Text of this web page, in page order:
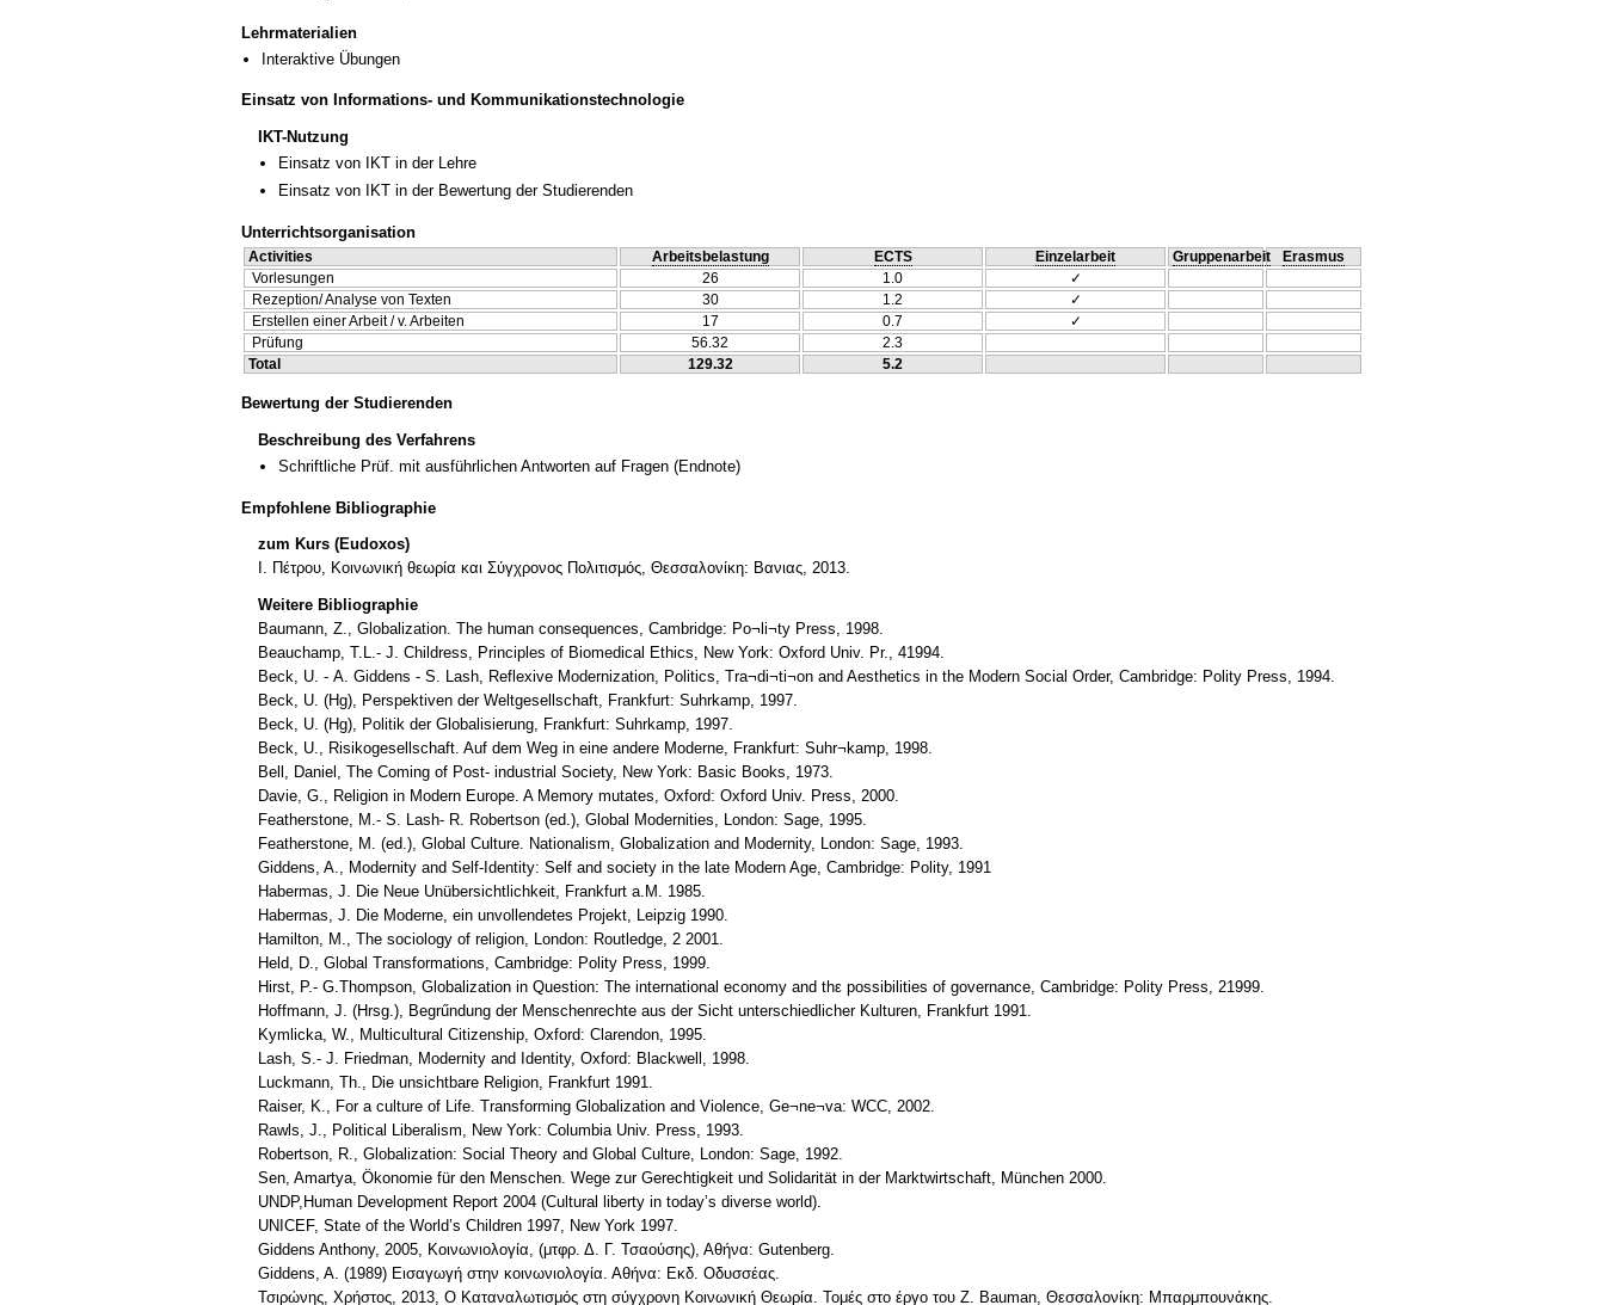
Lehrmaterialien
Interaktive Übungen
Einsatz von Informations- und Kommunikationstechnologie
IKT-Nutzung
Einsatz von IKT in der Lehre
Einsatz von IKT in der Bewertung der Studierenden
Unterrichtsorganisation
Activities Arbeitsbelastung ECTS Einzelarbeit Gruppenarbeit
Erasmus
Vorlesungen
26 1.0
✓
Rezeption/ Analyse von Texten
30 1.2
✓
Erstellen einer Arbeit / v. Arbeiten
17 0.7
✓
Prüfung
56.32
2.3
Total
129.32 5.2
Bewertung der Studierenden
Beschreibung des Verfahrens
Schriftliche Prüf. mit ausführlichen Antworten auf Fragen (Endnote)
Empfohlene Bibliographie
zum Kurs (Eudoxos)
Ι. Πέτρου, Κοινωνική θεωρία και Σύγχρονος Πολιτισμός, Θεσσαλονίκη: Βανιας, 2013.
Weitere Bibliographie
Baumann, Z., Globalization. The human consequences, Cambridge: Po¬li¬ty Press, 1998.
Beauchamp, T.L.- J. Childress, Principles of Biomedical Ethics, New York: Oxford Univ. Pr., 41994.
Beck, U. - Α. Giddens - S. Lash, Reflexive Modernization, Politics, Tra¬di¬ti¬on and Aesthetics in the Modern Social Order, Cambridge: Polity Press, 1994.
Beck, U. (Hg), Perspektiven der Weltgesellschaft, Frankfurt: Suhrkamp, 1997.
Beck, U. (Hg), Politik der Globalisierung, Frankfurt: Suhrkamp, 1997.
Beck, U., Risikogesellschaft. Auf dem Weg in eine andere Moderne, Frankfurt: Suhr¬kamp, 1998.
Bell, Daniel, The Coming of Post- industrial Society, New York: Basic Books, 1973.
Davie, G., Religion in Modern Europe. A Memory mutates, Oxford: Oxford Univ. Press, 2000.
Featherstone, M.- S. Lash- R. Robertson (ed.), Global Modernities, London: Sage, 1995.
Featherstone, M. (ed.), Global Culture. Nationalism, Globalization and Modernity, London: Sage, 1993.
Giddens, A., Modernity and Self-Identity: Self and society in the late Modern Age, Cambridge: Polity, 1991
Habermas, J. Die Neue Unübersichtlichkeit, Frankfurt a.M. 1985.
Habermas, J. Die Moderne, ein unvollendetes Projekt, Leipzig 1990.
Hamilton, M., The sociology of religion, London: Routledge, 2 2001.
Held, D., Global Transformations, Cambridge: Polity Press, 1999.
Hirst, P.- G.Thompson, Globalization in Question: The international economy and thε possibilities of governance, Cambridge: Polity Press, 21999.
Hoffmann, J. (Hrsg.), Begrűndung der Menschenrechte aus der Sicht unterschiedlicher Kulturen, Frankfurt 1991.
Kymlicka, W., Multicultural Citizenship, Oxford: Clarendon, 1995.
Lash, S.- J. Friedman, Modernity and Identity, Oxford: Blackwell, 1998.
Luckmann, Th., Die unsichtbare Religion, Frankfurt 1991.
Raiser, K., For a culture of Life. Transforming Globalization and Violence, Ge¬ne¬va: WCC, 2002.
Rawls, J., Political Liberalism, New York: Columbia Univ. Press, 1993.
Robertson, R., Globalization: Social Theory and Global Culture, London: Sage, 1992.
Sen, Amartya, Ökonomie für den Menschen. Wege zur Gerechtigkeit und Solidarität in der Marktwirtschaft, München 2000.
UNDP,Human Development Report 2004 (Cultural liberty in today’s diverse world).
UNICEF, State of the World’s Children 1997, New York 1997.
Giddens Anthony, 2005, Κοινωνιολογία, (μτφρ. Δ. Γ. Τσαούσης), Αθήνα: Gutenberg.
Giddens, A. (1989) Εισαγωγή στην κοινωνιολογία. Αθήνα: Εκδ. Οδυσσέας.
Τσιρώνης, Χρήστος, 2013, Ο Καταναλωτισμός στη σύγχρονη Κοινωνική Θεωρία. Τομές στο έργο του Ζ. Bauman, Θεσσαλονίκη: Μπαρμπουνάκης.